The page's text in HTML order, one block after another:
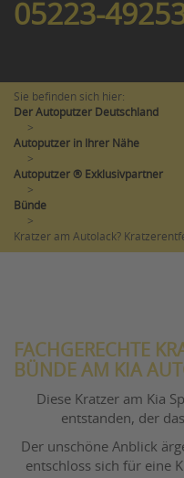
05223-
Sie befinden sich hier:
Der Autoputzer Deutschland
>
Autoputzer in Ihrer Nähe
>
Autoputzer ® Exklusivpartner
>
Bünde
>
Kratzer am Autolack?
FACHGERECHTE
BÜNDE AM KIA
Diese Kratzer am Kia
entstanden, der
Der unschöne Anblick
entschloss sich für eine